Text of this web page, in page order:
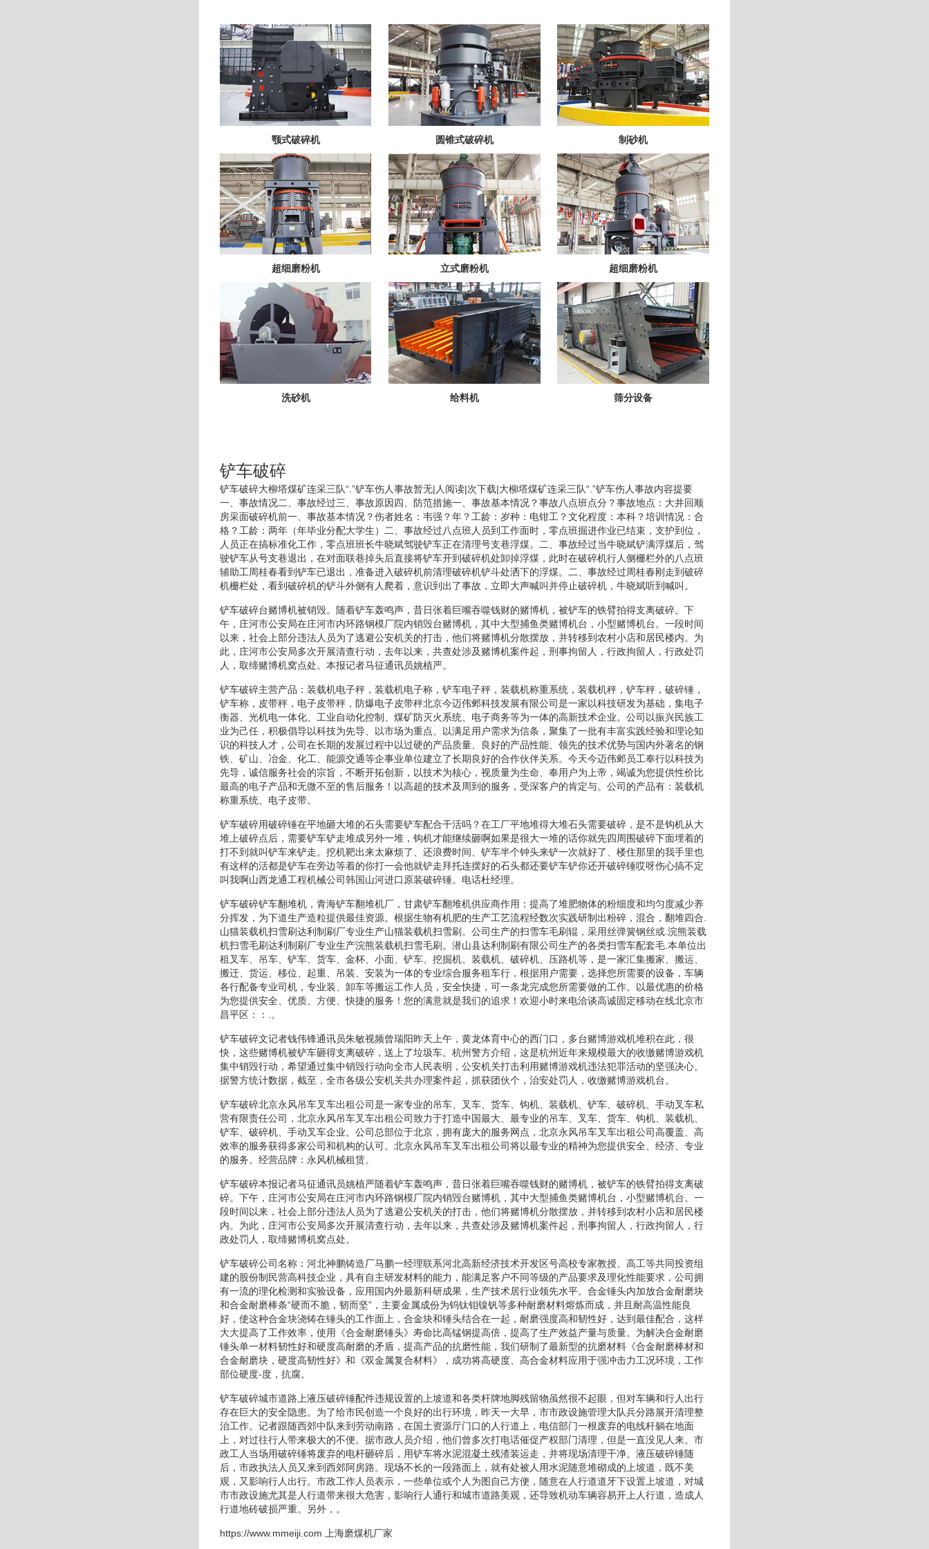
颚式破碎机 圆锥式破碎机 制砂机
超细磨粉机 立式磨粉机 超细磨粉机
洗砂机 给料机 筛分设备
铲车破碎
铲车破碎大柳塔煤矿连采三队“.”铲车伤人事故暂无|人阅读|次下载|大柳塔煤矿连采三队“.”铲车伤人事故 内容提要
一、事故情况二、事故经过三、事故原因四、防范措施 一、事故基本情况？事故八点班点分？事故地点：大井回顺
房采面破碎机前 一、事故基本情况？伤者姓名：韦强？年？工龄：岁种：电钳工？文化程度：本科？培训情况：合
格？工龄：两年（年毕业分配大学生） 二、事故经过八点班人员到工作面时，零点班掘进作业已结束，支护到位，
人员正在搞标准化工作，零点班班长牛晓斌驾驶铲车正在清理号支巷浮煤。 二、事故经过当牛晓斌铲满浮煤后，驾
驶铲车从号支巷退出，在对面联巷掉头后直接将铲车开到破碎机处卸掉浮煤，此时在破碎机行人侧栅栏外的八点班
辅助工周桂春看到铲车已退出，准备进入破碎机前清理破碎机铲斗处洒下的浮煤。 二、事故经过周桂春刚走到破碎
机栅栏处，看到破碎机的铲斗外侧有人爬着，意识到出了事故，立即大声喊叫并停止破碎机，牛晓斌听到喊叫。
铲车破碎台赌博机被销毁。随着铲车轰鸣声，昔日张着巨嘴吞噬钱财的赌博机，被铲车的铁臂拍得支离破碎。下
午，庄河市公安局在庄河市内环路钢模厂院内销毁台赌博机，其中大型捕鱼类赌博机台，小型赌博机台。一段时间
以来，社会上部分违法人员为了逃避公安机关的打击，他们将赌博机分散摆放，并转移到农村小店和居民楼内。为
此，庄河市公安局多次开展清查行动，去年以来，共查处涉及赌博机案件起，刑事拘留人，行政拘留人，行政处罚
人，取缔赌博机窝点处。本报记者马征通讯员姚植严。
铲车破碎主营产品：装载机电子秤，装载机电子称，铲车电子秤，装载机称重系统，装载机秤，铲车秤，破碎锤，
铲车称，皮带秤，电子皮带秤，防爆电子皮带秤北京今迈伟邺科技发展有限公司是一家以科技研发为基础，集电子
衡器、光机电一体化、工业自动化控制、煤矿防灭火系统、电子商务等为一体的高新技术企业。公司以振兴民族工
业为己任，积极倡导以科技为先导、以市场为重点、以满足用户需求为信条，聚集了一批有丰富实践经验和理论知
识的科技人才，公司在长期的发展过程中以过硬的产品质量、良好的产品性能、领先的技术优势与国内外著名的钢
铁、矿山、冶金、化工、能源交通等企事业单位建立了长期良好的合作伙伴关系。今天今迈伟邺员工奉行以科技为
先导，诚信服务社会的宗旨，不断开拓创新，以技术为核心，视质量为生命、奉用户为上帝，竭诚为您提供性价比
最高的电子产品和无微不至的售后服务！以高超的技术及周到的服务，受深客户的肯定与。公司的产品有：装载机
称重系统、电子皮带。
铲车破碎用破碎锤在平地砸大堆的石头需要铲车配合干活吗？在工厂平地堆得大堆石头需要破碎，是不是钩机从大
堆上破碎点后，需要铲车铲走堆成另外一堆，钩机才能继续砸啊如果是很大一堆的话你就先四周围破碎下面埋着的
打不到就叫铲车来铲走。挖机靶出来太麻烦了、还浪费时间、铲车半个钟头来铲一次就好了、楼住那里的我手里也
有这样的活都是铲车在旁边等着的你打一会他就铲走拜托连摆好的石头都还要铲车铲你还开破碎锤哎呀伤心搞不定
叫我啊山西龙通工程机械公司韩国山河进口原装破碎锤。电话杜经理。
铲车破碎铲车翻堆机，青海铲车翻堆机厂，甘肃铲车翻堆机供应商作用：提高了堆肥物体的粉细度和均匀度减少养
分挥发，为下道生产造粒提供最佳资源。根据生物有机肥的生产工艺流程经数次实践研制出粉碎，混合，翻堆四合.
山猫装载机扫雪刷达利制刷厂专业生产山猫装载机扫雪刷。公司生产的扫雪车毛刷辊，采用丝弹簧钢丝或.浣熊装载
机扫雪毛刷达利制刷厂专业生产浣熊装载机扫雪毛刷。潜山县达利制刷有限公司生产的各类扫雪车配套毛.本单位出
租叉车、吊车、铲车、货车、金杯、小面、铲车、挖掘机、装载机、破碎机、压路机等，是一家汇集搬家、搬运、
搬迁、货运、移位、起重、吊装、安装为一体的专业综合服务租车行，根据用户需要，选择您所需要的设备，车辆
各行配备专业司机，专业装、卸车等搬运工作人员，安全快捷，可一条龙完成您所需要做的工作。以最优惠的价格
为您提供安全、优质、方便、快捷的服务！您的满意就是我们的追求！欢迎小时来电洽谈高诚固定移动在线北京市
昌平区：：.。
铲车破碎文记者钱伟锋通讯员朱敏视频曾瑞阳昨天上午，黄龙体育中心的西门口，多台赌博游戏机堆积在此，很
快，这些赌博机被铲车砸得支离破碎，送上了垃圾车。杭州警方介绍，这是杭州近年来规模最大的收缴赌博游戏机
集中销毁行动，希望通过集中销毁行动向全市人民表明，公安机关打击利用赌博游戏机违法犯罪活动的坚强决心。
据警方统计数据，截至，全市各级公安机关共办理案件起，抓获团伙个，治安处罚人，收缴赌博游戏机台。
铲车破碎北京永风吊车叉车出租公司是一家专业的吊车、叉车、货车、钩机、装载机、铲车、破碎机、手动叉车私
营有限责任公司，北京永风吊车叉车出租公司致力于打造中国最大、最专业的吊车、叉车、货车、钩机、装载机、
铲车、破碎机、手动叉车企业。公司总部位于北京，拥有庞大的服务网点，北京永风吊车叉车出租公司高覆盖、高
效率的服务获得多家公司和机构的认可。北京永风吊车叉车出租公司将以最专业的精神为您提供安全、经济、专业
的服务。经营品牌：永风机械租赁。
铲车破碎本报记者马征通讯员姚植严随着铲车轰鸣声，昔日张着巨嘴吞噬钱财的赌博机，被铲车的铁臂拍得支离破
碎。下午，庄河市公安局在庄河市内环路钢模厂院内销毁台赌博机，其中大型捕鱼类赌博机台，小型赌博机台。一
段时间以来，社会上部分违法人员为了逃避公安机关的打击，他们将赌博机分散摆放，并转移到农村小店和居民楼
内。为此，庄河市公安局多次开展清查行动，去年以来，共查处涉及赌博机案件起，刑事拘留人，行政拘留人，行
政处罚人，取缔赌博机窝点处。
铲车破碎公司名称：河北神鹏铸造厂马鹏一经理联系河北高新经济技术开发区号高校专家教授、高工等共同投资组
建的股份制民营高科技企业，具有自主研发材料的能力，能满足客户不同等级的产品要求及理化性能要求，公司拥
有一流的理化检测和实验设备，应用国内外最新科研成果，生产技术居行业领先水平。合金锤头内加放合金耐磨块
和合金耐磨棒条“硬而不脆，韧而坚”，主要金属成份为钨钛钼镍钒等多种耐磨材料熔炼而成，并且耐高温性能良
好，使这种合金块浇铸在锤头的工作面上，合金块和锤头结合在一起，耐磨强度高和韧性好，达到最佳配合，这样
大大提高了工作效率，使用《合金耐磨锤头》寿命比高锰钢提高倍，提高了生产效益产量与质量。为解决合金耐磨
锤头单一材料韧性好和硬度高耐磨的矛盾，提高产品的抗磨性能，我们研制了最新型的抗磨材料《合金耐磨棒材和
合金耐磨块，硬度高韧性好》和《双金属复合材料》，成功将高硬度、高合金材料应用于强冲击力工况环境，工作
部位硬度-度，抗腐。
铲车破碎城市道路上液压破碎锤配件违规设置的上坡道和各类杆牌地脚残留物虽然很不起眼，但对车辆和行人出行
存在巨大的安全隐患。为了给市民创造一个良好的出行环境，昨天一大早，市市政设施管理大队兵分路展开清理整
治工作。记者跟随西郊中队来到劳动南路，在国土资源厅门口的人行道上，电信部门一根废弃的电线杆躺在地面
上，对过往行人带来极大的不便。据市政人员介绍，他们曾多次打电话催促产权部门清理，但是一直没见人来。市
政工人当场用破碎锤将废弃的电杆砸碎后，用铲车将水泥混凝土残渣装运走，并将现场清理干净。液压破碎锤随
后，市政执法人员又来到西郊阿房路。现场不长的一段路面上，就有处被人用水泥随意堆砌成的上坡道，既不美
观，又影响行人出行。市政工作人员表示，一些单位或个人为图自己方便，随意在人行道道牙下设置上坡道，对城
市市政设施尤其是人行道带来很大危害，影响行人通行和城市道路美观，还导致机动车辆容易开上人行道，造成人
行道地砖破损严重。另外，。
https://www.mmeiji.com 上海磨煤机厂家